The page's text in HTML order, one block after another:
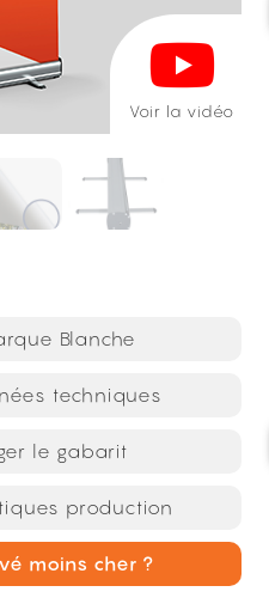
Voir la vidéo
Blanche
techniques
le gabarit
production
moins cher ?